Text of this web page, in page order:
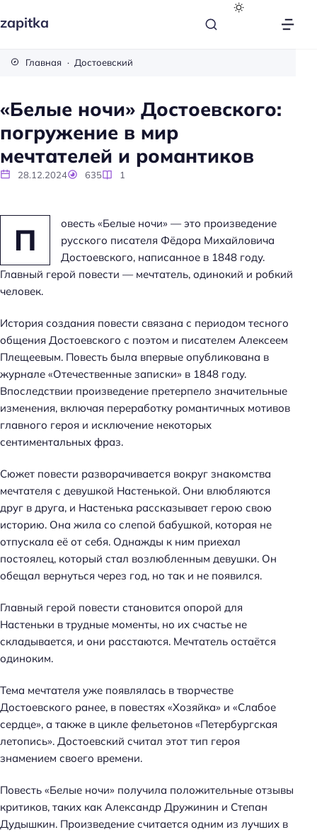
zapitka
Главная Достоевский
«Белые ночи» Достоевского:
погружение в мир
мечтателей и романтиков
28.12.2024 635 1
П
овесть «Белые ночи» — это произведение
русского писателя Фёдора Михайловича
Достоевского, написанное в 1848 году.
Главный герой повести — мечтатель, одинокий и робкий
человек.
История создания повести связана с периодом тесного
общения Достоевского с поэтом и писателем Алексеем
Плещеевым. Повесть была впервые опубликована в
журнале «Отечественные записки» в 1848 году.
Впоследствии произведение претерпело значительные
изменения, включая переработку романтичных мотивов
главного героя и исключение некоторых
сентиментальных фраз.
Сюжет повести разворачивается вокруг знакомства
мечтателя с девушкой Настенькой. Они влюбляются
друг в друга, и Настенька рассказывает герою свою
историю. Она жила со слепой бабушкой, которая не
отпускала её от себя. Однажды к ним приехал
постоялец, который стал возлюбленным девушки. Он
обещал вернуться через год, но так и не появился.
Главный герой повести становится опорой для
Настеньки в трудные моменты, но их счастье не
складывается, и они расстаются. Мечтатель остаётся
одиноким.
Тема мечтателя уже появлялась в творчестве
Достоевского ранее, в повестях «Хозяйка» и «Слабое
сердце», а также в цикле фельетонов «Петербургская
летопись». Достоевский считал этот тип героя
знамением своего времени.
Повесть «Белые ночи» получила положительные отзывы
критиков, таких как Александр Дружинин и Степан
Дудышкин. Произведение считается одним из лучших в